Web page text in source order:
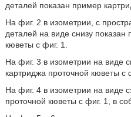
деталей показан пример
На фиг. 2 в изометрии, с
деталей на виде снизу
кюветы с фиг. 1.
На фиг. 3 в изометрии на виде
картриджа проточной кюветы с
На фиг. 4 в изометрии на виде
проточной кюветы с фиг. 1, в